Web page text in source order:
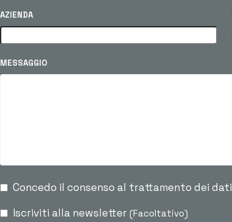
AZIENDA
MESSAGGIO
Concedo il consenso al trattamento dei dati
Iscriviti alla newsletter (Facoltativo)